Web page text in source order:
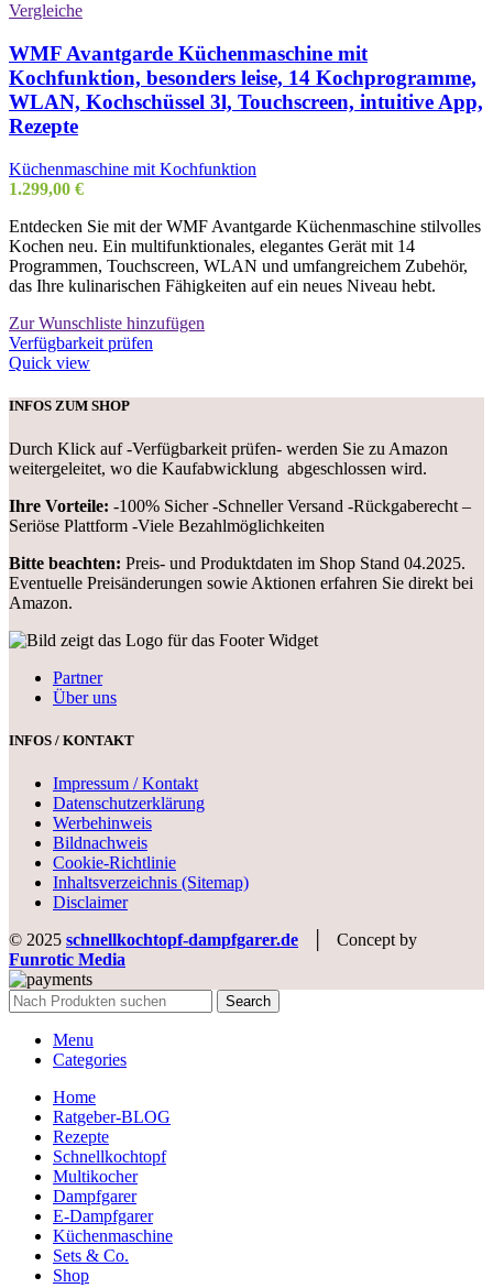
Vergleiche
WMF Avantgarde Küchenmaschine mit
Kochfunktion, besonders leise, 14 Kochprogramme,
WLAN, Kochschüssel 3l, Touchscreen, intuitive App,
Rezepte
Küchenmaschine mit Kochfunktion
1.299,00 €
Entdecken Sie mit der WMF Avantgarde Küchenmaschine stilvolles
Kochen neu. Ein multifunktionales, elegantes Gerät mit 14
Programmen, Touchscreen, WLAN und umfangreichem Zubehör,
das Ihre kulinarischen Fähigkeiten auf ein neues Niveau hebt.
Zur Wunschliste hinzufügen
Verfügbarkeit prüfen
Quick view
INFOS ZUM SHOP
Durch Klick auf -Verfügbarkeit prüfen- werden Sie zu Amazon
weitergeleitet, wo die Kaufabwicklung abgeschlossen wird.
Ihre Vorteile: -100% Sicher -Schneller Versand -Rückgaberecht –
Seriöse Plattform -Viele Bezahlmöglichkeiten
Bitte beachten: Preis- und Produktdaten im Shop Stand 04.2025.
Eventuelle Preisänderungen sowie Aktionen erfahren Sie direkt bei
Amazon.
Partner
Über uns
INFOS / KONTAKT
Impressum / Kontakt
Datenschutzerklärung
Werbehinweis
Bildnachweis
Cookie-Richtlinie
Inhaltsverzeichnis (Sitemap)
Disclaimer
© 2025 schnellkochtopf-dampfgarer.de │ Concept by
Funrotic Media
Search
Menu
Categories
Home
Ratgeber-BLOG
Rezepte
Schnellkochtopf
Multikocher
Dampfgarer
E-Dampfgarer
Küchenmaschine
Sets & Co.
Shop